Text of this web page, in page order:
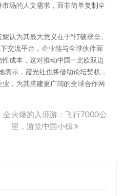
场的人文需求，而非简单复制全
认为其最大意义在于“打破壁垒、
交流平台，企业能与全球伙伴面
成本，这对推动中国—北欧双边
表示，霞光社也将借助论坛契机，
，为其搭建更广阔的全球合作网
火爆的入境游：飞行7000公
里，游览中国小镇
全